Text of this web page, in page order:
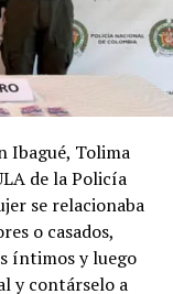
Ibagué, Tolima
de la Policía
se relacionaba
o casados,
íntimos y luego
y contárselo a